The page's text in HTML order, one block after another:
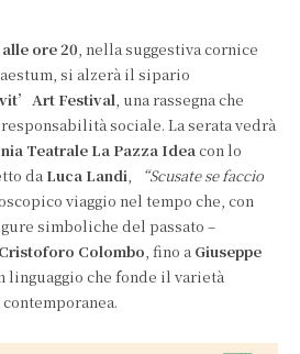
ore 20, nella suggestiva cornice
si alzerà il sipario
Festival, una rassegna che
sociale. La serata vedrà
Teatrale La Pazza Ideacon lo
da Luca Landi,
“Scusate se faccio
viaggio nel tempo che, con
simboliche del passato –
Cristoforo Colombo, fino a Giuseppe
linguaggio che fonde il varietà